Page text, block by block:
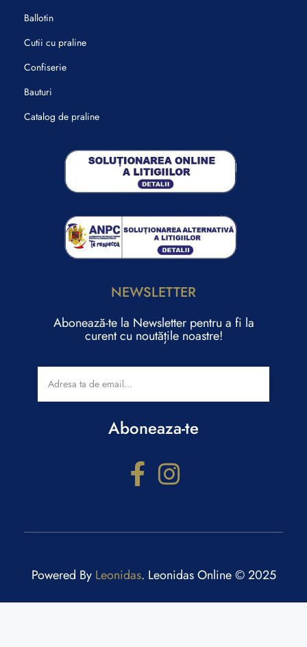
Ballotin
Cutii cu praline
Confiserie
Bauturi
Catalog de praline
NEWSLETTER
Abonează-te la Newsletter pentru a fi la
curent cu noutățile noastre!
Aboneaza-te
Powered By Leonidas. Leonidas Online © 2025